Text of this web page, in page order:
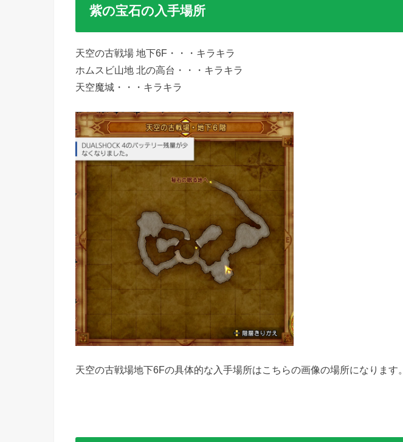
紫の宝石の入手場所
天空の古戦場 地下6F・・・キラキラ
ホムスビ山地 北の高台・・・キラキラ
天空魔城・・・キラキラ
天空の古戦場地下6Fの具体的な入手場所はこちらの画像の場所になります。